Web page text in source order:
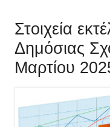
Στοιχεία
Δημόσιας
Μαρτίου